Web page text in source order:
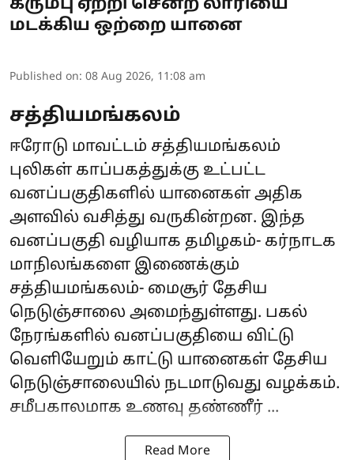
கரும்பு ஏற்றி சென்ற லாரியை
மடக்கிய ஒற்றை யானை
Published on: 08 Aug 2026, 11:08 am
சத்தியமங்கலம்
ஈரோடு மாவட்டம் சத்தியமங்கலம்
புலிகள் காப்பகத்துக்கு உட்பட்ட
வனப்பகுதிகளில் யானைகள் அதிக
அளவில் வசித்து வருகின்றன. இந்த
வனப்பகுதி வழியாக தமிழகம்- கர்நாடக
மாநிலங்களை இணைக்கும்
சத்தியமங்கலம்- மைசூர் தேசிய
நெடுஞ்சாலை அமைந்துள்ளது. பகல்
நேரங்களில் வனப்பகுதியை விட்டு
வெளியேறும் காட்டு யானைகள் தேசிய
நெடுஞ்சாலையில் நடமாடுவது வழக்கம்.
சமீபகாலமாக உணவு தண்ணீர் ...
Read More